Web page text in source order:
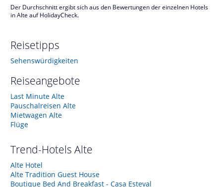
Der Durchschnitt ergibt sich aus den Bewertungen der einzelnen Hotels
in Alte auf HolidayCheck.
Reisetipps
Sehenswürdigkeiten
Reiseangebote
Last Minute Alte
Pauschalreisen Alte
Mietwagen Alte
Flüge
Trend-Hotels Alte
Alte Hotel
Alte Tradition Guest House
Boutique Bed And Breakfast - Casa Esteval